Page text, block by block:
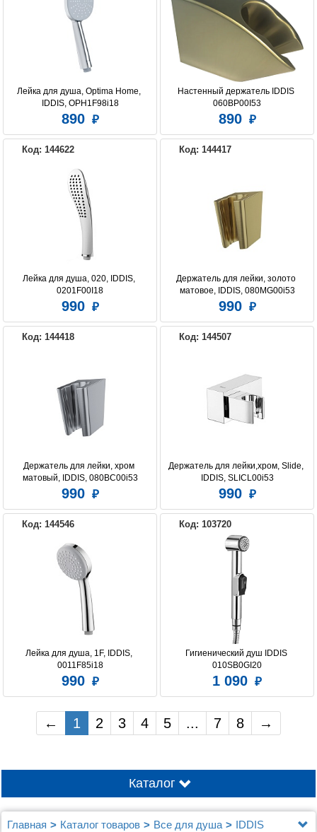
Лейка для душа, Optima Home,
IDDIS, OPH1F98i18
890
Настенный держатель IDDIS
060BP00I53
890
Код: 144622
Лейка для душа, 020, IDDIS,
0201F00I18
990
Код: 144417
Держатель для лейки, золото
матовое, IDDIS, 080MG00i53
990
Код: 144418
Держатель для лейки, хром
матовый, IDDIS, 080BC00i53
990
Код: 144507
Держатель для лейки,хром, Slide,
IDDIS, SLICL00i53
990
Код: 144546
Лейка для душа, 1F, IDDIS,
0011F85i18
990
Код: 103720
Гигиенический душ IDDIS
010SB0GI20
1 090
← 1 2 3 4 5 ... 7 8 →
Каталог
Главная Каталог товаров Все для душа IDDIS